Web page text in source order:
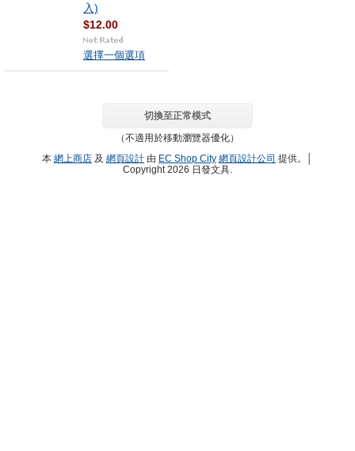
入)
$12.00
選擇一個選項
切換至正常模式
（不適用於移動瀏覽器優化）
本 網上商店 及 網頁設計 由 EC Shop City 網頁設計公司 提供。│
Copyright 2026 日發文具.